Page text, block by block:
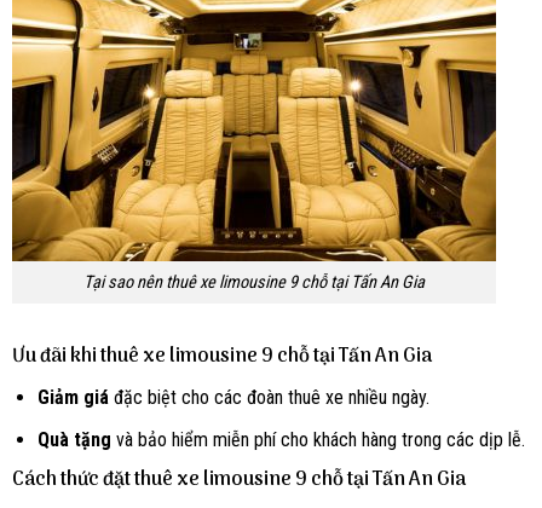
Tại sao nên thuê xe limousine 9 chỗ tại Tấn An Gia
Ưu đãi khi thuê xe limousine 9 chỗ tại Tấn An Gia
Giảm giáđặc biệt cho các đoàn thuê xe nhiều ngày.
Quà tặng và bảo hiểm miễn phí cho khách hàng trong các dịp lễ.
Cách thức đặt thuê xe limousine 9 chỗ tại Tấn An Gia